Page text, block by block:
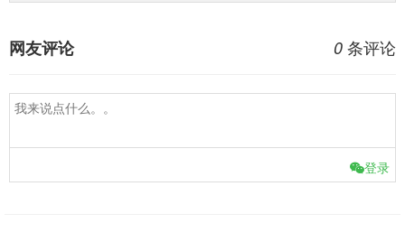
0 条评论
网友评论
登录